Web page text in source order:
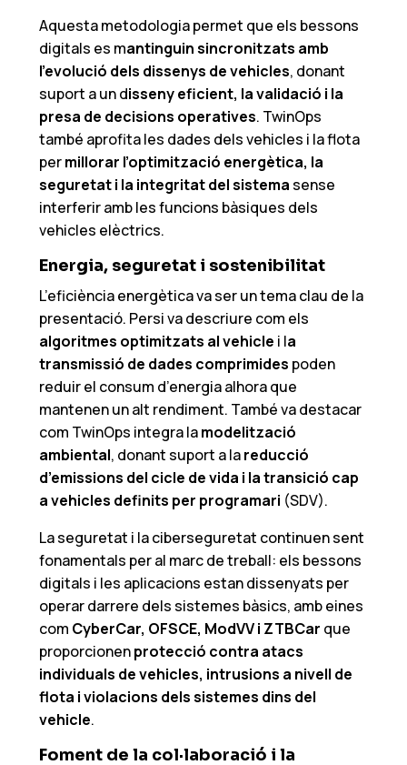
Aquesta metodologia permet que els bessons
digitals es mantinguin sincronitzats amb
l’evolució dels dissenys de vehicles, donant
suport a un disseny eficient, la validació i la
presa de decisions operatives. TwinOps
també aprofita les dades dels vehicles i la flota
permillorar l’optimització energètica, la
seguretat i la integritat del sistemasense
interferir amb les funcions bàsiques dels
vehicles elèctrics.
Energia, seguretat i sostenibilitat
L’eficiència energètica va ser un tema clau de la
presentació. Persi va descriure com els
algoritmes optimitzats al vehicle i la
transmissió de dades comprimides poden
reduir el consum d’energia alhora que
mantenen un alt rendiment. També va destacar
com TwinOps integra lamodelització
ambiental, donant suport a lareducció
d’emissions del cicle de vida i la transició cap
a vehicles definits per programari (SDV).
La seguretat i la ciberseguretat continuen sent
fonamentals per al marc de treball: els bessons
digitals i les aplicacions estan dissenyats per
operar darrere dels sistemes bàsics, amb eines
com CyberCar, OFSCE, ModVV i ZTBCar que
proporcionenprotecció contra atacs
individuals de vehicles, intrusions a nivell de
flota i violacions dels sistemes dins del
vehicle.
Foment de la col·laboració ila